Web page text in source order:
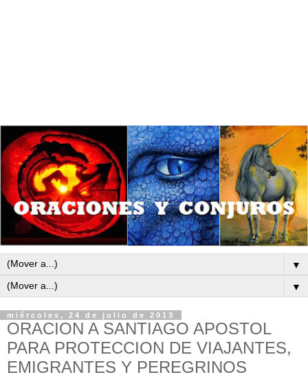
▼
▼
miércoles, 24 de julio de 2013
ORACION A SANTIAGO APOSTOL
PARA PROTECCION DE VIAJANTES,
EMIGRANTES Y PEREGRINOS